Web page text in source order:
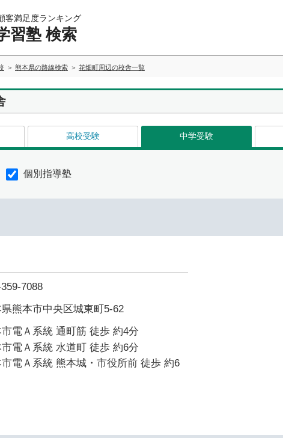
客満足度ランキング
習塾 検索
熊本県の路線検索 花畑町周辺の校舎一覧
高校受験 中学受験
個別指導塾
7088
県熊本市中央区城東町5-62
市電Ａ系統 通町筋 徒歩 約4分
市電Ａ系統 水道町 徒歩 約6分
市電Ａ系統 熊本城・市役所前 徒歩 約6